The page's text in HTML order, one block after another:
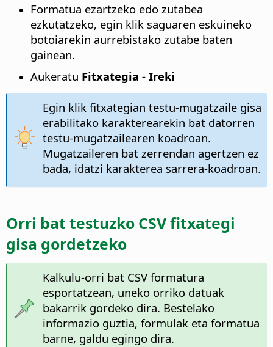
Formatua ezartzeko edo zutabea
ezkutatzeko, egin klik saguaren eskuineko
botoiarekin aurrebistako zutabe baten
gainean.
Aukeratu Fitxategia - Ireki
Egin klik fitxategian testu-mugatzaile gisa
erabilitako karakterearekin bat datorren
testu-mugatzailearen koadroan.
Mugatzaileren bat zerrendan agertzen ez
bada, idatzi karakterea sarrera-koadroan.
Orri bat testuzko CSV fitxategi
gisa gordetzeko
Kalkulu-orri bat CSV formatura
esportatzean, uneko orriko datuak
bakarrik gordeko dira. Bestelako
informazio guztia, formulak eta formatua
barne, galdu egingo dira.